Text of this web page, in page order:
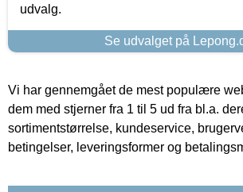
udvalg.
Se udvalget på
Vi har gennemgået de mest populære
dem med stjerner fra 1 til 5 ud fra bl.a.
sortimentstørrelse, kundeservice,
betingelser, leveringsformer og